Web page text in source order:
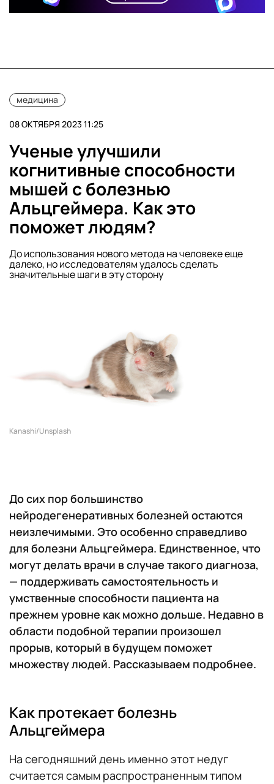
медицина
08 ОКТЯБРЯ 2023 11:25
Ученые улучшили
когнитивные способности
мышей с болезнью
Альцгеймера. Как это
поможет людям?
До использования нового метода на человеке еще
далеко, но исследователям удалось сделать
значительные шаги в эту сторону
Kanashi/Unsplash
До сих пор большинство
нейродегенеративных болезней остаются
неизлечимыми. Это особенно справедливо
для болезни Альцгеймера. Единственное, что
могут делать врачи в случае такого диагноза,
— поддерживать самостоятельность и
умственные способности пациента на
прежнем уровне как можно дольше. Недавно в
области подобной терапии произошел
прорыв, который в будущем поможет
множеству людей. Рассказываем подробнее.
Как протекает болезнь
Альцгеймера
На сегодняшний день именно этот недуг
считается самым распространенным типом